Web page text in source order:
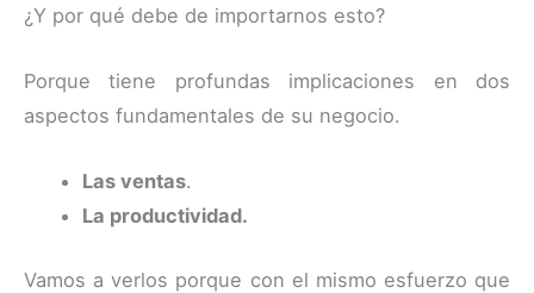
¿Y por qué debe de importarnos esto?
Porque tiene profundas implicaciones en dos
aspectos fundamentales de su negocio.
Las ventas.
La productividad.
Vamos a verlos porque con el mismo esfuerzo que